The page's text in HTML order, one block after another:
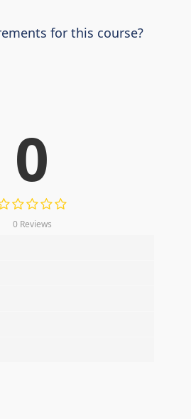
for this course?
0
0 Reviews